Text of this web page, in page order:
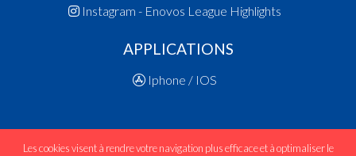
Instagram - Enovos League Highlights
APPLICATIONS
Iphone / IOS
Les cookies visent à rendre votre navigation plus efficace et à optimaliser le